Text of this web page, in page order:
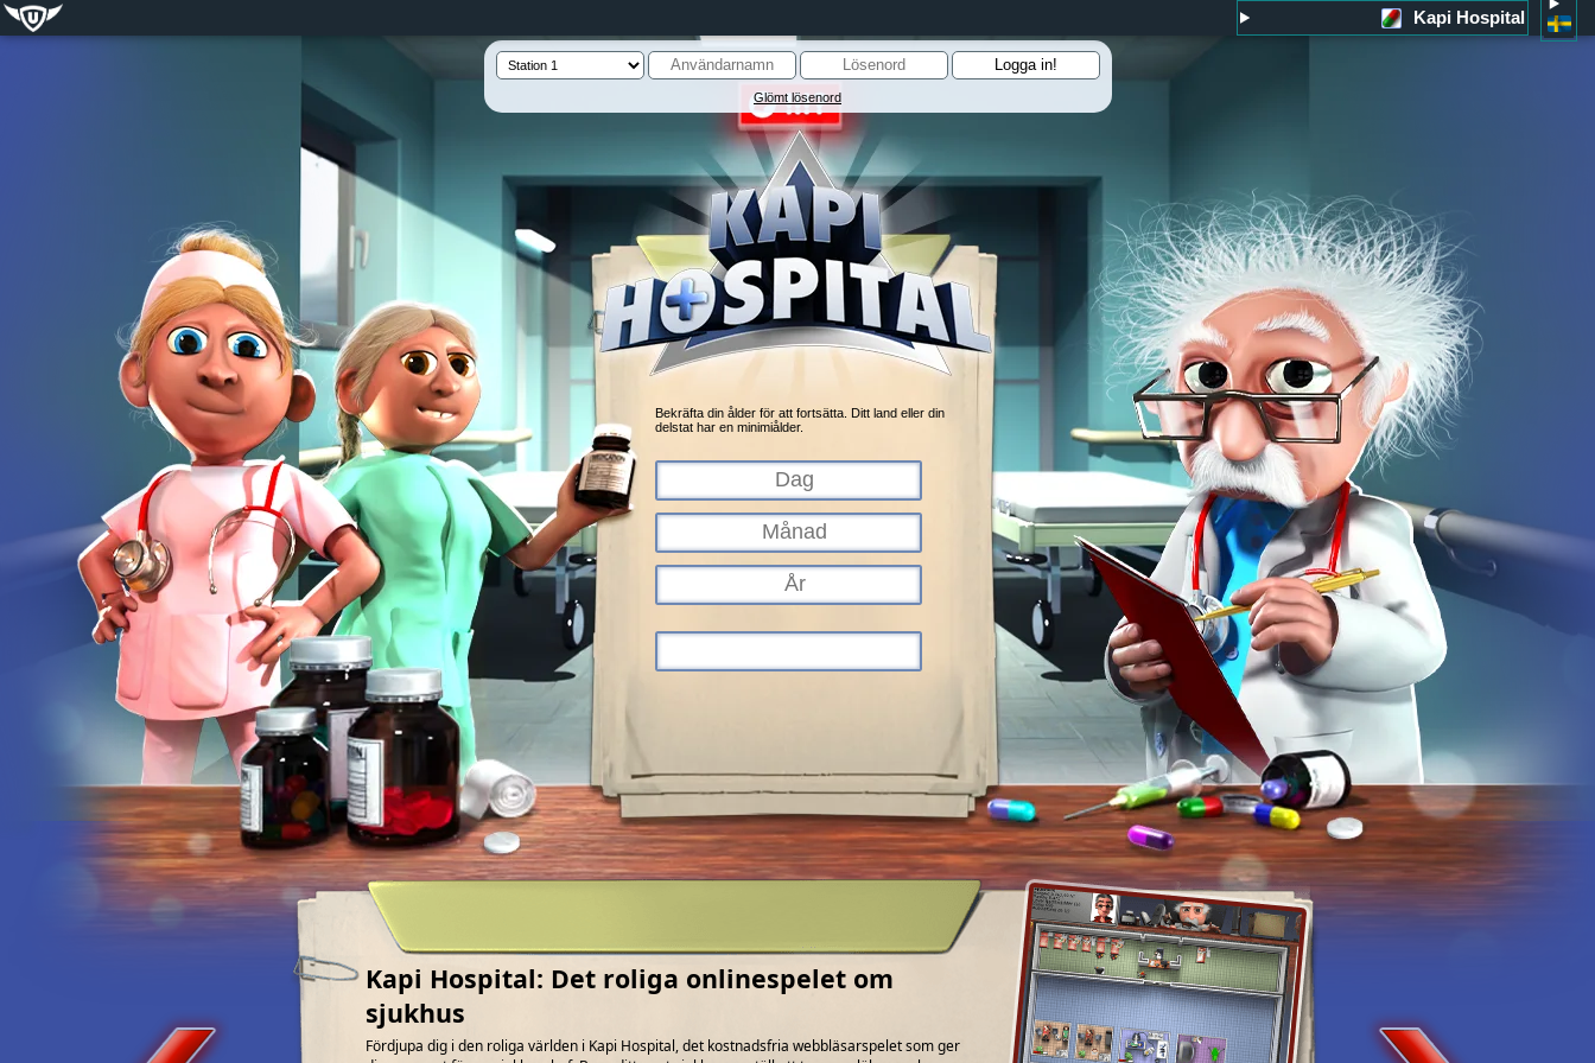
Kapi Hospital
Glömt lösenord
Bekräfta din ålder för att fortsätta. Ditt land eller din
delstat har en minimiålder.
Kapi Hospital: Det roliga onlinespelet om
sjukhus
Fördjupa dig i den roliga världen i Kapi Hospital, det kostnadsfria webbläsarspelet som ger